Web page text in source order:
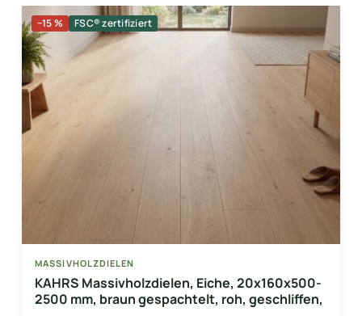
−15 % FSC® zertifiziert
MASSIVHOLZDIELEN
KAHRS Massivholzdielen, Eiche, 20x160x500-
2500 mm, braun gespachtelt, roh, geschliffen,